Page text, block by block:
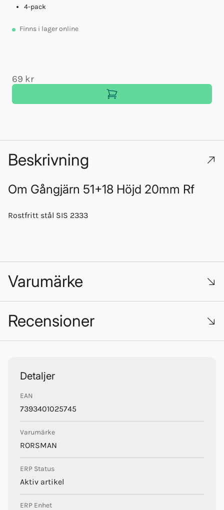
4-pack
Finns i lager online
69 kr
Beskrivning
Om Gångjärn 51+18 Höjd 20mm Rf
Rostfritt stål SIS 2333
Varumärke
Recensioner
Detaljer
EAN
7393401025745
Varumärke
RORSMAN
ERP Status
Aktiv artikel
ERP Enhet